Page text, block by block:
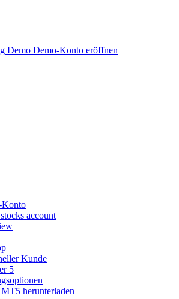
Demo Demo-Konto eröffnen
account
Kunde
5
herunterladen